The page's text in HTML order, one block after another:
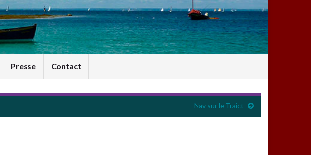
Presse Contact
Nav sur le Traict